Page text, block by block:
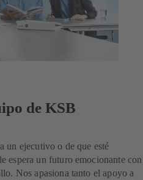
de KSB
un ejecutivo o de que esté
espera un futuro emocionante con
Nos apasiona tanto el apoyo a